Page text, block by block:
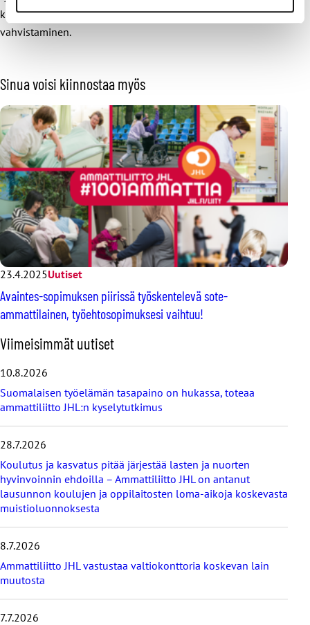
kehittäminen sekä työpaikkojen yhteistoiminnan
vahvistaminen.
Sinua voisi kiinnostaa myös
23.4.2025Uutiset
Avaintes-sopimuksen piirissä työskentelevä sote-
ammattilainen, työehtosopimuksesi vaihtuu!
O
h
i
t
a
v
i
m
e
i
s
i
ä
t
u
t
i
Viimeisimmät uutiset
10.8.2026
Suomalaisen työelämän tasapaino on hukassa, toteaa
ammattiliitto JHL:n kyselytutkimus
28.7.2026
Koulutus ja kasvatus pitää järjestää lasten ja nuorten
hyvinvoinnin ehdoilla – Ammattiliitto JHL on antanut
lausunnon koulujen ja oppilaitosten loma-aikoja koskevasta
muistioluonnoksesta
8.7.2026
Ammattiliitto JHL vastustaa valtiokonttoria koskevan lain
muutosta
7.7.2026